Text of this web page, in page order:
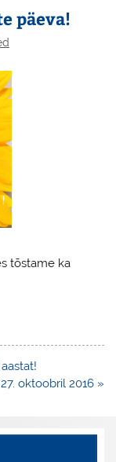
päeva!
tõstame ka
oktoobril 2016 »